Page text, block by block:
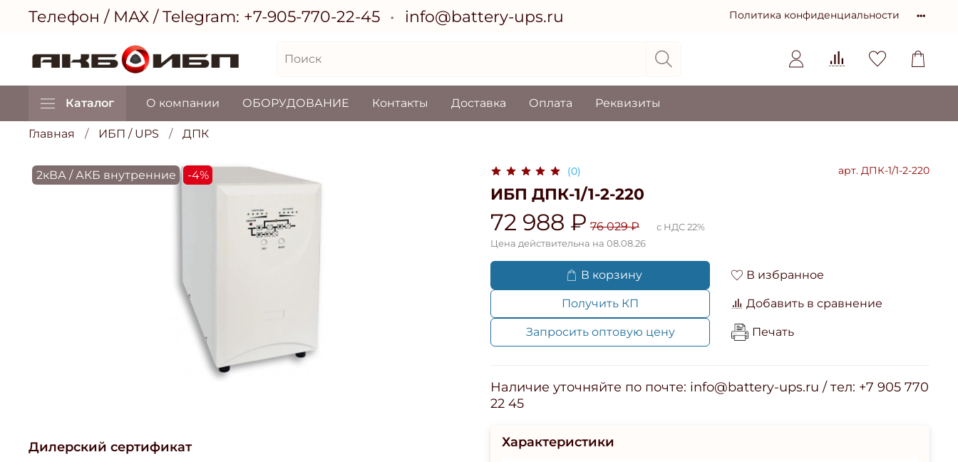
Политика конфиденциальности
Телефон / МАХ / Telegram: +7-905-770-22-45 info@battery-ups.ru
Каталог О компании ОБОРУДОВАНИЕ Контакты Доставка Оплата Реквизиты
Главная ИБП / UPS ДПК
Дилерский сертификат
2кВА / АКБ внутренние -4% (0) арт. ДПК-1/1-2-220
ИБП ДПК-1/1-2-220
72 988 ₽ 76 029 ₽
с НДС 22%
Цена действительна на 08.08.26
В корзину
Получить КП
Запросить оптовую цену
В избранное
Добавить в сравнение
Печать
Наличие уточняйте по почте: info@battery-ups.ru / тел: +7 905 770
22 45
Характеристики